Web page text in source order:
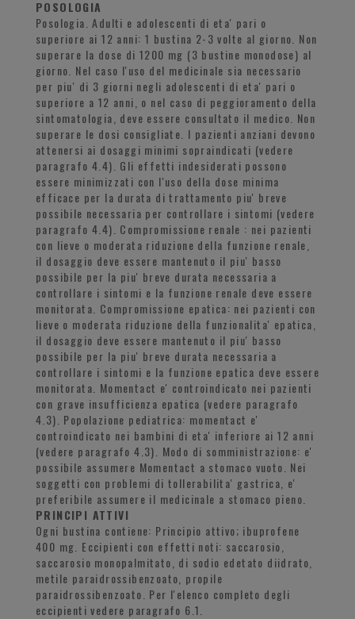
POSOLOGIA
Posologia. Adulti e adolescenti di eta' pari o
superiore ai 12 anni: 1 bustina 2-3 volte al giorno. Non
superare la dose di 1200 mg (3 bustine monodose) al
giorno. Nel caso l'uso del medicinale sia necessario
per piu' di 3 giorni negli adolescenti di eta' pari o
superiore a 12 anni, o nel caso di peggioramento della
sintomatologia, deve essere consultato il medico. Non
superare le dosi consigliate. I pazienti anziani devono
attenersi ai dosaggi minimi sopraindicati (vedere
paragrafo 4.4). Gli effetti indesiderati possono
essere minimizzati con l'uso della dose minima
efficace per la durata di trattamento piu' breve
possibile necessaria per controllare i sintomi (vedere
paragrafo 4.4). Compromissione renale : nei pazienti
con lieve o moderata riduzione della funzione renale,
il dosaggio deve essere mantenuto il piu' basso
possibile per la piu' breve durata necessaria a
controllare i sintomi e la funzione renale deve essere
monitorata. Compromissione epatica: nei pazienti con
lieve o moderata riduzione della funzionalita' epatica,
il dosaggio deve essere mantenuto il piu' basso
possibile per la piu' breve durata necessaria a
controllare i sintomi e la funzione epatica deve essere
monitorata. Momentact e' controindicato nei pazienti
con grave insufficienza epatica (vedere paragrafo
4.3). Popolazione pediatrica: momentact e'
controindicato nei bambini di eta' inferiore ai 12 anni
(vedere paragrafo 4.3). Modo di somministrazione: e'
possibile assumere Momentact a stomaco vuoto. Nei
soggetti con problemi di tollerabilita' gastrica, e'
preferibile assumere il medicinale a stomaco pieno.
PRINCIPI ATTIVI
Ogni bustina contiene: Principio attivo; ibuprofene
400 mg. Eccipienti con effetti noti: saccarosio,
saccarosio monopalmitato, di sodio edetato diidrato,
metile paraidrossibenzoato, propile
paraidrossibenzoato. Per l'elenco completo degli
eccipienti vedere paragrafo 6.1.